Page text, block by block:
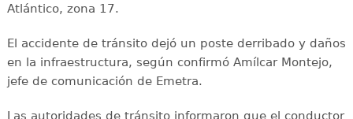
Atlántico, zona 17.
El accidente de tránsito dejó un poste derribado y daños
en la infraestructura, según confirmó Amílcar Montejo,
jefe de comunicación de Emetra.
Las autoridades de tránsito informaron que el conductor